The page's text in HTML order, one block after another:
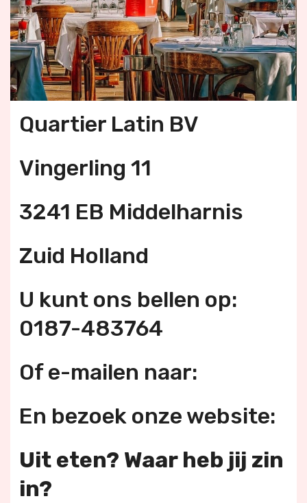
Quartier Latin BV
Vingerling 11
3241 EB Middelharnis
Zuid Holland
U kunt ons bellen op:
0187-483764
Of e-mailen naar:
En bezoek onze website:
Uit eten? Waar heb jij zin
in?